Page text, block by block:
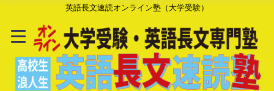
英語長文速読オンライン塾（大学受験）